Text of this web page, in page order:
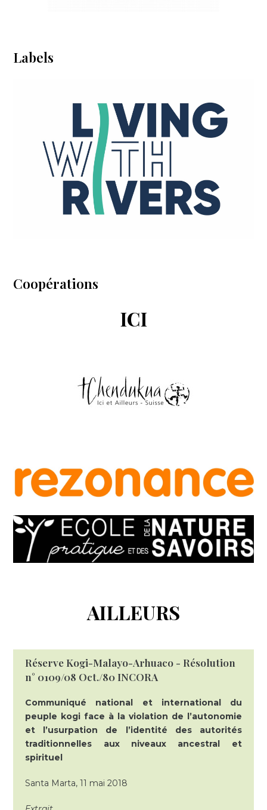
Labels
Coopérations
ICI
AILLEURS
Réserve Kogi-Malayo-Arhuaco - Résolution
n° 0109/08 Oct./80 INCORA
Communiqué national et international du
peuple kogi face à la violation de l’autonomie
et l’usurpation de l’identité des autorités
traditionnelles aux niveaux ancestral et
spirituel
Santa Marta, 11 mai 2018